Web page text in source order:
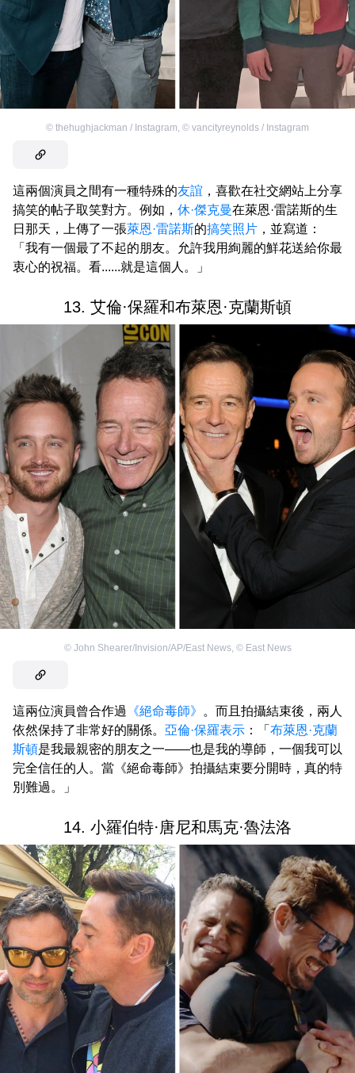
© thehughjackman / Instagram © vancityreynolds / Instagram
這兩個演員之間有一種特殊的友誼 ，喜歡在社交網站上分享
搞笑的帖子取笑對方。例如， 休·傑克曼在萊恩·雷諾斯的生
日那天，上傳了一張萊恩·雷諾斯的搞笑照片 ，並寫道：
「我有一個最了不起的朋友。允許我用絢麗的鮮花送給你最
衷心的祝福。看......就是這個人。」
13. 艾倫·保羅和布萊恩·克蘭斯頓
© John Shearer/Invision/AP/East News, © East News
這兩位演員曾合作過 《絕命毒師》
。而且拍攝結束後，兩人
依然保持了非常好的關係。 亞倫·保羅表示 ：「 布萊恩·克蘭
斯頓是我最親密的朋友之一——也是我的導師，一個我可以
完全信任的人。當《絕命毒師》拍攝結束要分開時，真的特
別難過。」
14. 小羅伯特·唐尼和馬克·魯法洛